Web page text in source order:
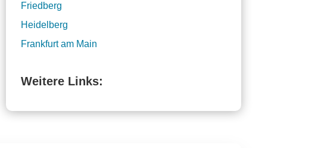
Friedberg
Heidelberg
Frankfurt am Main
Weitere Links: